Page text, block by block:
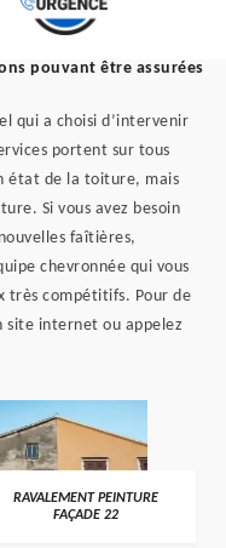
pouvant être assurées
qui a choisi d’intervenir
portent sur tous
état de la toiture, mais
Si vous avez besoin
faîtières,
chevronnée qui vous
très compétitifs. Pour de
site internet ou appelez
RAVALEMENT PEINTURE
FAÇADE 22